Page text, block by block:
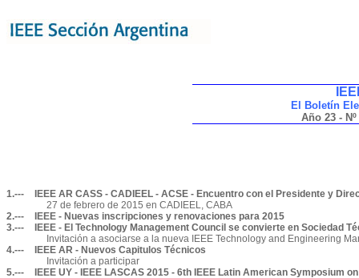
El Boletín
Año 23 -
1.---
IEEE AR CASS - CADIEEL - ACSE - Encuentro con el Presidente y
27 de febrero de 2015 en CADIEEL, CABA
2.---
IEEE - Nuevas inscripciones y renovaciones para 2015
3.---
IEEE - El Technology Management Council se convierte en Sociedad
Invitación a asociarse a la nueva IEEE Technology and Engineering
4.---
IEEE AR - Nuevos Capitulos Técnicos
Invitación a participar
5.---
IEEE UY - IEEE LASCAS 2015 - 6th IEEE Latin American Symposium